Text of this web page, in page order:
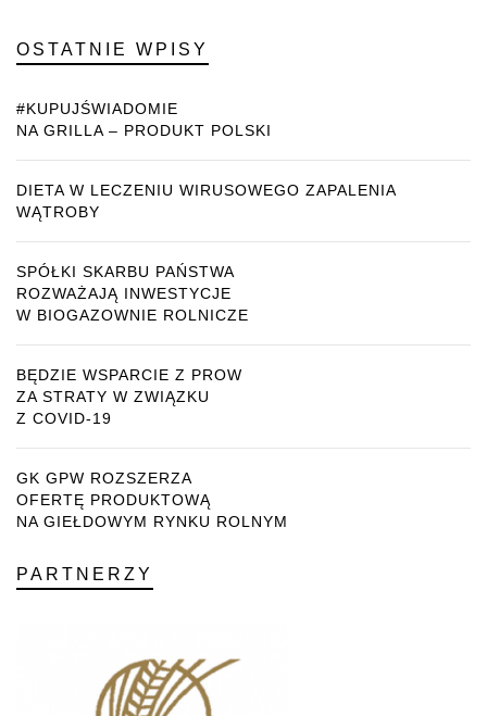
OSTATNIE WPISY
#KUPUJŚWIADOMIE
NA GRILLA – PRODUKT POLSKI
DIETA W LECZENIU WIRUSOWEGO ZAPALENIA
WĄTROBY
SPÓŁKI SKARBU PAŃSTWA
ROZWAŻAJĄ INWESTYCJE
W BIOGAZOWNIE ROLNICZE
BĘDZIE WSPARCIE Z PROW
ZA STRATY W ZWIĄZKU
Z COVID-19
GK GPW ROZSZERZA
OFERTĘ PRODUKTOWĄ
NA GIEŁDOWYM RYNKU ROLNYM
PARTNERZY